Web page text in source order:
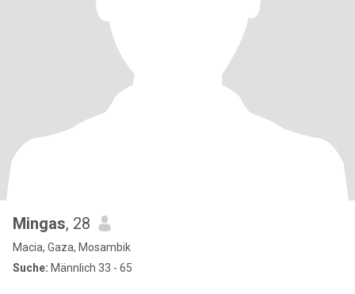
Mingas, 28
Macia, Gaza, Mosambik
Suche: Männlich 33 - 65